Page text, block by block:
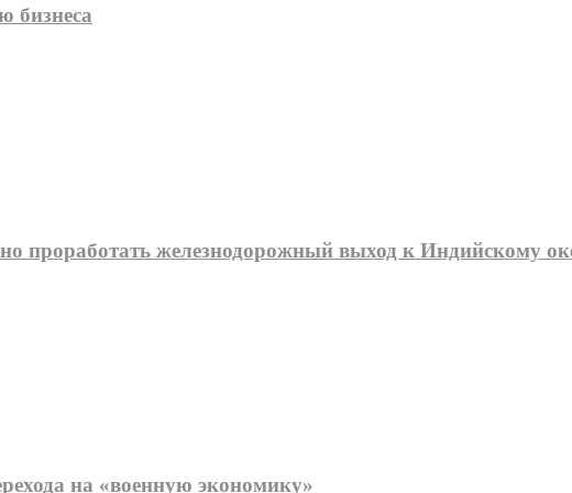
бизнеса
проработать железнодорожный выход к Индийскому
на «военную экономику»